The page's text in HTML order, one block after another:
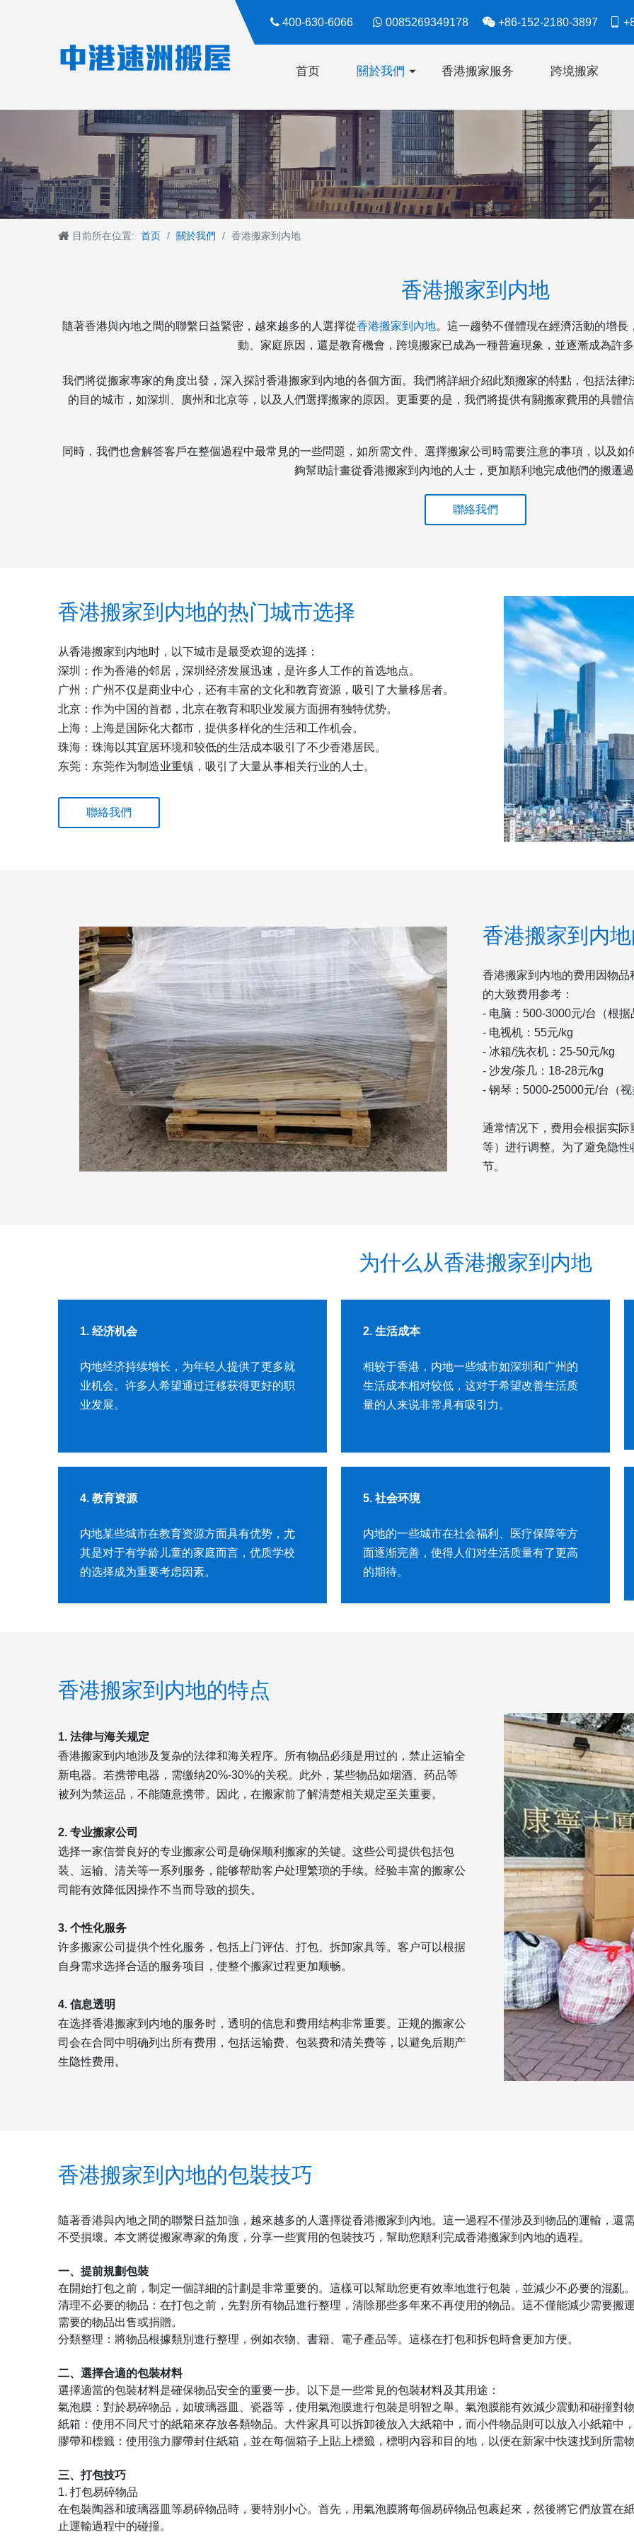
 400-630-6066  0085269349178  +86-152-2180-3897 
首页 關於我們 香港搬家服务 跨境搬家
目前所在位置: 首页 / 關於我們 / 香港搬家到内地
香港搬家到内地
隨著香港與內地之間的聯繫日益緊密，越來越多的人選擇從香港搬家到內地。這一趨勢不僅體現在經濟活動的增
動、家庭原因，還是教育機會，跨境搬家已成為一種普遍現象，並逐漸成為許
我們將從搬家專家的角度出發，深入探討香港搬家到內地的各個方面。我們將詳細介紹此類搬家的特點，包括法
的目的城市，如深圳、廣州和北京等，以及人們選擇搬家的原因。更重要的是，我們將提供有關搬家費用的具體
同時，我們也會解答客戶在整個過程中最常見的一些問題，如所需文件、選擇搬家公司時需要注意的事項，以及
夠幫助計畫從香港搬家到內地的人士，更加順利地完成他們的搬遷
聯絡我們
香港搬家到内地的热门城市选择
从香港搬家到内地时，以下城市是最受欢迎的选择：
深圳：作为香港的邻居，深圳经济发展迅速，是许多人工作的首选地点。
广州：广州不仅是商业中心，还有丰富的文化和教育资源，吸引了大量移居者。
北京：作为中国的首都，北京在教育和职业发展方面拥有独特优势。
上海：上海是国际化大都市，提供多样化的生活和工作机会。
珠海：珠海以其宜居环境和较低的生活成本吸引了不少香港居民。
东莞：东莞作为制造业重镇，吸引了大量从事相关行业的人士。
聯絡我們
香港搬家到内
香港搬家到内地的费用因物
的大致费用参考：
- 电脑：500-3000元/台（根
- 电视机：55元/kg
- 冰箱/洗衣机：25-50元/kg
- 沙发/茶几：18-28元/kg
- 钢琴：5000-25000元/台（
通常情况下，费用会根据实
等）进行调整。为了避免隐
节。
为什么从香港搬家到内地
1. 经济机会
内地经济持续增长，为年轻人提供了更多就
业机会。许多人希望通过迁移获得更好的职
业发展。
2. 生活成本
相较于香港，内地一些城市如深圳和广州的
生活成本相对较低，这对于希望改善生活质
量的人来说非常具有吸引力。
4. 教育资源
内地某些城市在教育资源方面具有优势，尤
其是对于有学龄儿童的家庭而言，优质学校
的选择成为重要考虑因素。
5. 社会环境
内地的一些城市在社会福利、医疗保障等方
面逐渐完善，使得人们对生活质量有了更高
的期待。
香港搬家到内地的特点
1. 法律与海关规定
香港搬家到内地涉及复杂的法律和海关程序。所有物品必须是用过的，禁止运输全
新电器。若携带电器，需缴纳20%-30%的关税。此外，某些物品如烟酒、药品等
被列为禁运品，不能随意携带。因此，在搬家前了解清楚相关规定至关重要。
2. 专业搬家公司
选择一家信誉良好的专业搬家公司是确保顺利搬家的关键。这些公司提供包括包
装、运输、清关等一系列服务，能够帮助客户处理繁琐的手续。经验丰富的搬家公
司能有效降低因操作不当而导致的损失。
3. 个性化服务
许多搬家公司提供个性化服务，包括上门评估、打包、拆卸家具等。客户可以根据
自身需求选择合适的服务项目，使整个搬家过程更加顺畅。
4. 信息透明
在选择香港搬家到内地的服务时，透明的信息和费用结构非常重要。正规的搬家公
司会在合同中明确列出所有费用，包括运输费、包装费和清关费等，以避免后期产
生隐性费用。
香港搬家到內地的包裝技巧
隨著香港與內地之間的聯繫日益加強，越來越多的人選擇從香港搬家到內地。這一過程不僅涉及到物品的運輸，還
不受損壞。本文將從搬家專家的角度，分享一些實用的包裝技巧，幫助您順利完成香港搬家到內地的過程。
一、提前規劃包裝
在開始打包之前，制定一個詳細的計劃是非常重要的。這樣可以幫助您更有效率地進行包裝，並減少不必要的混亂
清理不必要的物品：在打包之前，先對所有物品進行整理，清除那些多年來不再使用的物品。這不僅能減少需要搬
需要的物品出售或捐贈。
分類整理：將物品根據類別進行整理，例如衣物、書籍、電子產品等。這樣在打包和拆包時會更加方便。
二、選擇合適的包裝材料
選擇適當的包裝材料是確保物品安全的重要一步。以下是一些常見的包裝材料及其用途：
氣泡膜：對於易碎物品，如玻璃器皿、瓷器等，使用氣泡膜進行包裝是明智之舉。氣泡膜能有效減少震動和碰撞對
紙箱：使用不同尺寸的紙箱來存放各類物品。大件家具可以拆卸後放入大紙箱中，而小件物品則可以放入小紙箱中
膠帶和標籤：使用強力膠帶封住紙箱，並在每個箱子上貼上標籤，標明內容和目的地，以便在新家中快速找到所需
三、打包技巧
1. 打包易碎物品
在包裝陶器和玻璃器皿等易碎物品時，要特別小心。首先，用氣泡膜將每個易碎物品包裹起來，然後將它們放置在
止運輸過程中的碰撞。